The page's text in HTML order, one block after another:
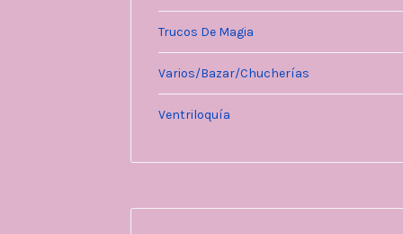
Trucos De Magia
Varios/Bazar/Chucherías
Ventriloquía